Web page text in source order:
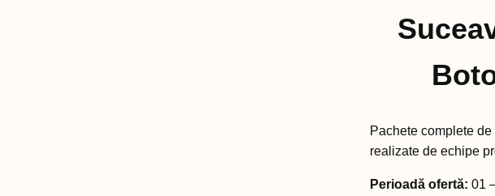
Pachete complete
realizate de echipe
Perioadă ofertă: 01